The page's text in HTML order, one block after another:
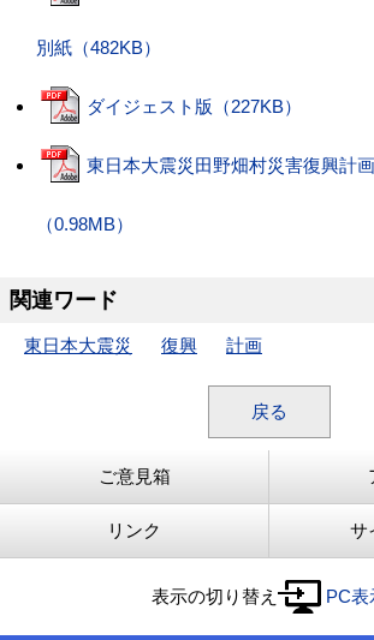
別紙（482KB）
ダイジェスト版（227KB）
東日本大震災田野畑村災害復興計
（0.98MB）
関連ワード
東日本大震災 復興 計画
戻る
ご意見箱
リンク サ
表示の切り替え PC表